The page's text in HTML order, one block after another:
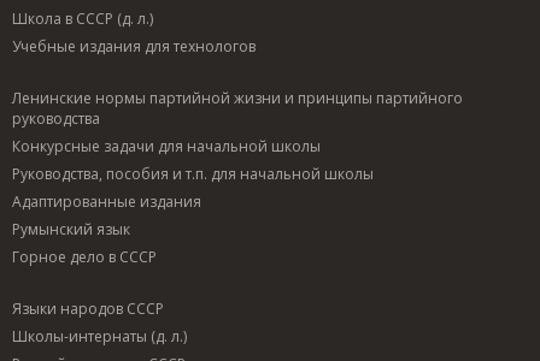
Школа в СССР (д. л.)
Учебные издания для технологов
Ленинские нормы партийной жизни и принципы партийного
руководства
Конкурсные задачи для начальной школы
Руководства, пособия и т.п. для начальной школы
Адаптированные издания
Румынский язык
Горное дело в СССР
Языки народов СССР
Школы-интернаты (д. л.)